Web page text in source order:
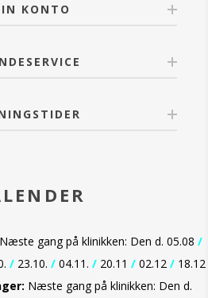
KONTO
Næste gang på klinikken: Den d. 05.08 /
/ 23.10. / 04.11. / 20.11 / 02.12 / 18.12
Næste gang på klinikken: Den d.